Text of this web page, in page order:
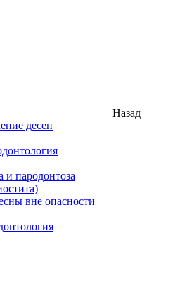
Назад
десен
и пародонтоза
вне опасности